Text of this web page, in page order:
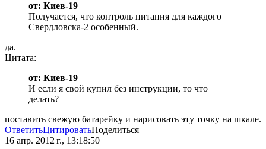
от: Киев-19
Получается, что контроль питания для каждого
Свердловска-2 особенный.
да.
Цитата:
от: Киев-19
И если я свой купил без инструкции, то что
делать?
поставить свежую батарейку и нарисовать эту точку на шкале.
ОтветитьЦитироватьПоделиться
16 апр. 2012 г., 13:18:50